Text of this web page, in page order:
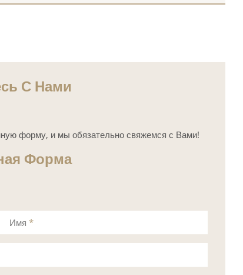
С Нами
форму, и мы обязательно свяжемся с Вами!
Форма
Имя*